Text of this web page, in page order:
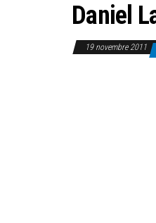
Daniel
19 novembre 2011